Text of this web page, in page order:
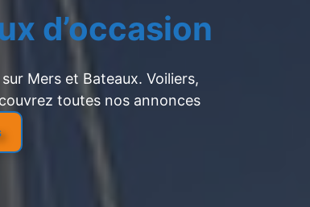
d’occasion
Mers et Bateaux. Voiliers,
toutes nos annonces